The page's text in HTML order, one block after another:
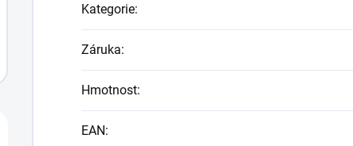
Kategorie:
Záruka:
Hmotnost:
EAN: